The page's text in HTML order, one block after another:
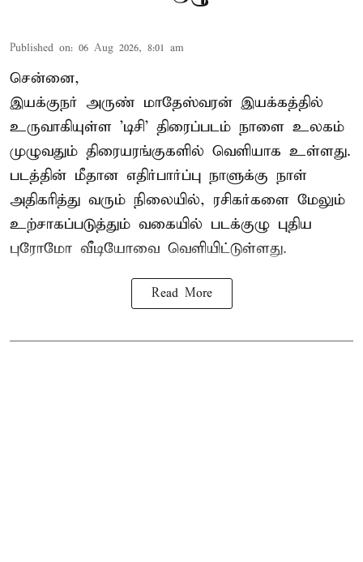
Published on: 06 Aug 2026, 8:01 am
சென்னை,
இயக்குநர் அருண் மாதேஸ்வரன் இயக்கத்தில்
உருவாகியுள்ள 'டிசி' திரைப்படம் நாளை உலகம்
முழுவதும் திரையரங்குகளில் வெளியாக உள்ளது.
படத்தின் மீதான எதிர்பார்ப்பு நாளுக்கு நாள்
அதிகரித்து வரும் நிலையில், ரசிகர்களை மேலும்
உற்சாகப்படுத்தும் வகையில் படக்குழு புதிய
புரோமோ வீடியோவை வெளியிட்டுள்ளது.
Read More